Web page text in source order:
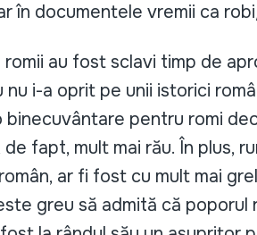
în documentele vremii ca
romii au fost sclavi timp de
i-a oprit pe unii istorici
pentru romi
fapt, mult mai rău. În plus,
ar fi fost cu mult mai
greu să admită că poporul